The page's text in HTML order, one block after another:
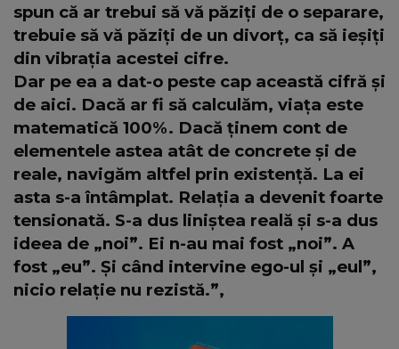
spun că ar trebui să vă păziți de o separare,
trebuie să vă păziți de un divorț, ca să ieșiți
din vibrația acestei cifre.
Dar pe ea a dat-o peste cap această cifră și
de aici. Dacă ar fi să calculăm, viața este
matematică 100%. Dacă ținem cont de
elementele astea atât de concrete și de
reale, navigăm altfel prin existență. La ei
asta s-a întâmplat. Relația a devenit foarte
tensionată. S-a dus liniștea reală și s-a dus
ideea de „noi”. Ei n-au mai fost „noi”. A
fost „eu”. Și când intervine ego-ul și „eul”,
nicio relație nu rezistă.”,